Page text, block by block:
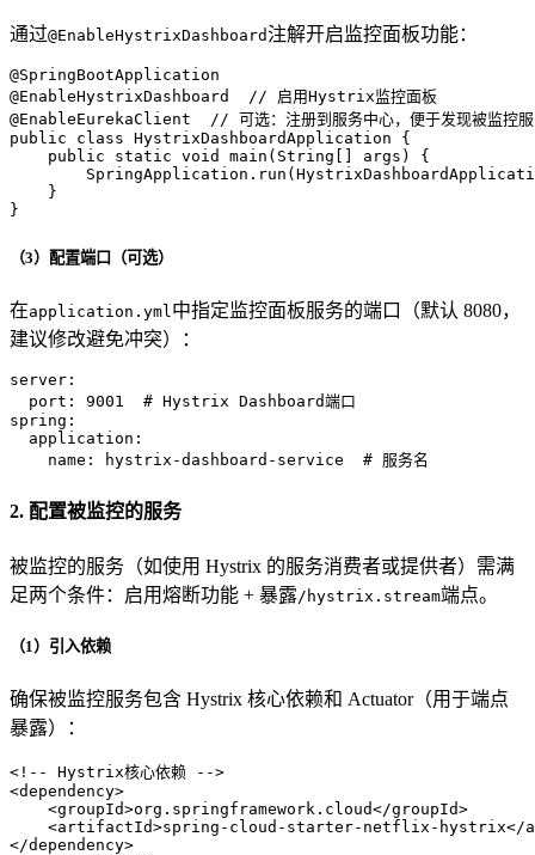
通过@EnableHystrixDashboard注解开启监控面板功能：
@SpringBootApplication
@EnableHystrixDashboard
// 启用Hystrix监控面板
@EnableEurekaClient
// 可选：注册到服务中心，便于发现被监控
public
class HystrixDashboardApplication {
public
static void main (String[] args)
{
    }
}
（3）配置端口（可选）
在application.yml中指定监控面板服务的端口（默认 8080，
建议修改避免冲突）：
server:
port:
9001
# Hystrix Dashboard端口
spring:
application:
name:
hystrix-dashboard-service # 服务名
2. 配置被监控的服务
被监控的服务（如使用 Hystrix 的服务消费者或提供者）需满
足两个条件：启用熔断功能 + 暴露/hystrix.stream端点。
（1）引入依赖
确保被监控服务包含 Hystrix 核心依赖和 Actuator（用于端点
暴露）：
<!-- Hystrix核心依赖 -->
<dependency>
<groupId>org.springframework.cloud</groupId>
<artifactId>spring-cloud-starter-netflix-hystrix</
</dependency>